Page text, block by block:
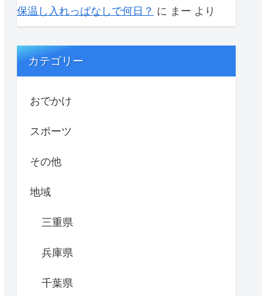
保温し入れっぱなしで何日？ に まー より
カテゴリー
おでかけ
スポーツ
その他
地域
三重県
兵庫県
千葉県